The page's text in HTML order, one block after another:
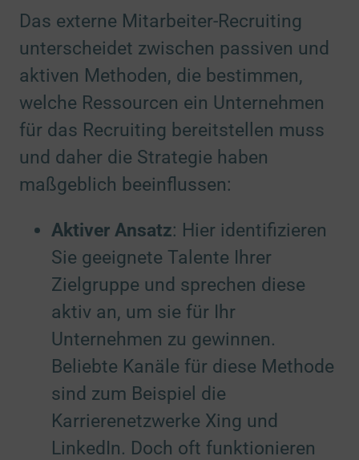
Das externe Mitarbeiter-Recruiting
unterscheidet zwischen passiven und
aktiven Methoden, die bestimmen,
welche Ressourcen ein Unternehmen
für das Recruiting bereitstellen muss
und daher die Strategie haben
maßgeblich beeinflussen:
Aktiver Ansatz: Hier identifizieren
Sie geeignete Talente Ihrer
Zielgruppe und sprechen diese
aktiv an, um sie für Ihr
Unternehmen zu gewinnen.
Beliebte Kanäle für diese Methode
sind zum Beispiel die
Karrierenetzwerke Xing und
LinkedIn. Doch oft funktionieren